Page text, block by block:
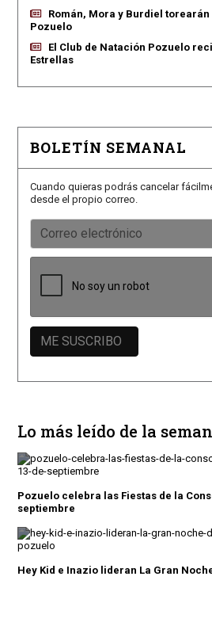
Román, Mora y Burdiel torearán
Pozuelo
El Club de Natación Pozuelo
Estrellas
BOLETÍN SEMANAL
Cuando quieras podrás cancelar
desde el propio correo.
Lo más leído de la
Pozuelo celebra las Fiestas de la
septiembre
Hey Kid e Inazio lideran La Gran